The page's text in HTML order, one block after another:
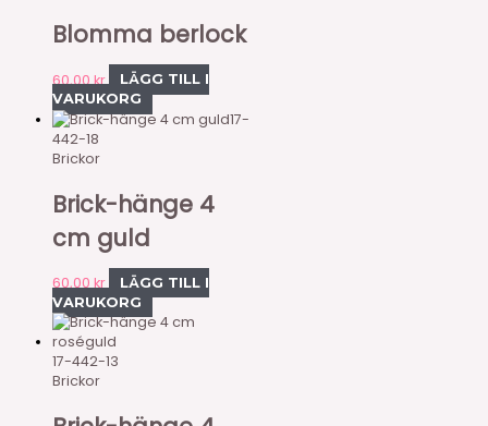
Blomma berlock
60,00kr
LÄGG TILL I
VARUKORG
17-
442-18
Brickor
Brick-hänge 4
cm guld
60,00 kr
LÄGG TILL I
VARUKORG
17-442-13
Brickor